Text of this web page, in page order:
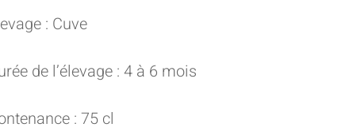
: Cuve
de l’élevage : 4 à 6 mois
: 75 cl